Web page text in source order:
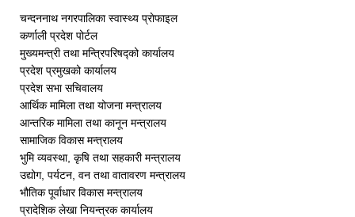
चन्दननाथ नगरपालिका स्वास्थ्य प्राेफाइल
कर्णाली प्रदेश पोर्टल
मुख्यमन्त्री तथा मन्त्रिपरिषद्को कार्यालय
प्रदेश प्रमुखको कार्यालय
प्रदेश सभा सचिवालय
आर्थिक मामिला तथा योजना मन्त्रालय
आन्तरिक मामिला तथा कानून मन्त्रालय
सामाजिक विकास मन्त्रालय
भुमि व्यवस्था, कृषि तथा सहकारी मन्त्रालय
उद्योग, पर्यटन, वन तथा वातावरण मन्त्रालय
भौतिक पूर्वाधार विकास मन्त्रालय
प्रादेशिक लेखा नियन्त्रक कार्यालय